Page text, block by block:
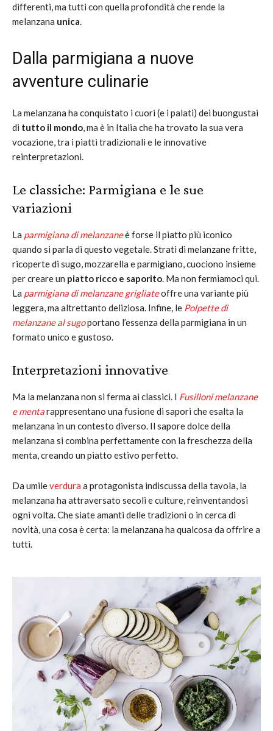
differenti, ma tutti con quella profondità che rende la
melanzana unica.
Dalla parmigiana a nuove
avventure culinarie
La melanzana ha conquistato i cuori (e i palati) dei buongustai
di tutto il mondo, ma è in Italia che ha trovato la sua vera
vocazione, tra i piatti tradizionali e le innovative
reinterpretazioni.
Le classiche: Parmigiana e le sue
variazioni
La parmigiana di melanzaneè forse il piatto più iconico
quando si parla di questo vegetale. Strati di melanzane fritte,
ricoperte di sugo, mozzarella e parmigiano, cuociono insieme
per creare un piatto ricco e saporito. Ma non fermiamoci qui.
La parmigiana di melanzane grigliateoffre una variante più
leggera, ma altrettanto deliziosa. Infine, le Polpette di
melanzane al sugoportano l’essenza della parmigiana in un
formato unico e gustoso.
Interpretazioni innovative
Ma la melanzana non si ferma ai classici. I Fusilloni melanzane
e mentarappresentano una fusione di sapori che esalta la
melanzana in un contesto diverso. Il sapore dolce della
melanzana si combina perfettamente con la freschezza della
menta, creando un piatto estivo perfetto.
Da umileverdura a protagonista indiscussa della tavola, la
melanzana ha attraversato secoli e culture, reinventandosi
ogni volta. Che siate amanti delle tradizioni o in cerca di
novità, una cosa è certa: la melanzana ha qualcosa da offrire a
tutti.